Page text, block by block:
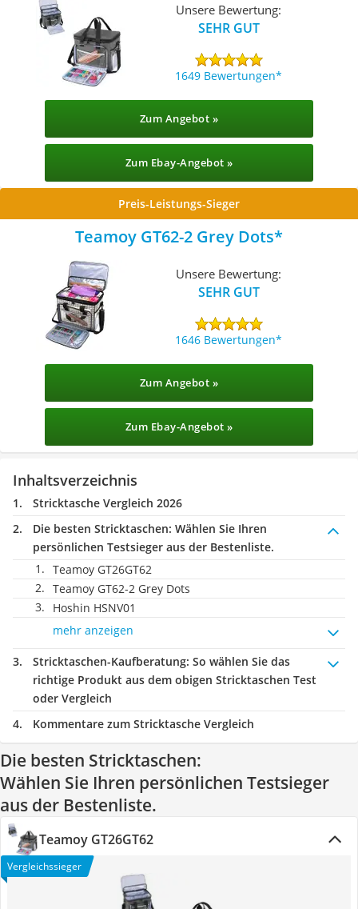
Unsere Bewertung:
SEHR GUT
1649 Bewertungen
Zum Angebot »
Zum Ebay-Angebot »
Preis-Leistungs-Sieger
Teamoy GT62-2 Grey Dots
Unsere Bewertung:
SEHR GUT
1646 Bewertungen
Zum Angebot »
Zum Ebay-Angebot »
Inhaltsverzeichnis
Stricktasche Vergleich 2026
Die besten Stricktaschen: Wählen Sie Ihren
persönlichen Testsieger aus der Bestenliste.
Teamoy GT26GT62
Teamoy GT62-2 Grey Dots
Hoshin HSNV01
mehr anzeigen
Stricktaschen-Kaufberatung: So wählen Sie das
richtige Produkt aus dem obigen Stricktaschen Test
oder Vergleich
Kommentare zum Stricktasche Vergleich
Die besten Stricktaschen:
Wählen Sie Ihren persönlichen Testsieger
aus der Bestenliste.
Teamoy GT26GT62
Vergleichssieger